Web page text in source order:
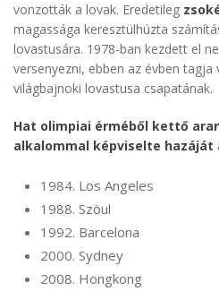
vonzották a lovak. Eredetileg
magassága keresztülhúzta
lovastusára. 1978-ban kezdett el
versenyezni, ebben az évben tagja
világbajnoki lovastusa csapatának.
Hat olimpiai érméből kettő
alkalommal képviselte
1984. Los Angeles
1988. Szöul
1992. Barcelona
2000. Sydney
2008. Hongkong